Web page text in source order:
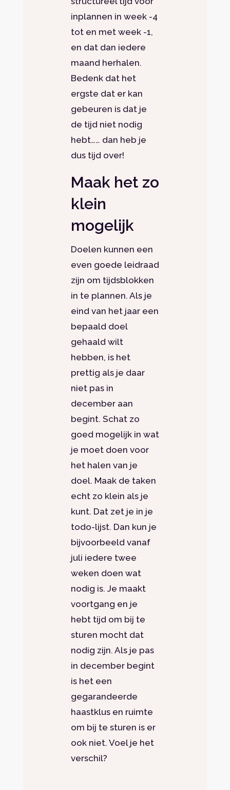
inplannen in week -4
tot en met week -1,
en dat dan iedere
maand herhalen.
Bedenk dat het
ergste dat er kan
gebeuren is dat je
de tijd niet nodig
hebt…… dan heb je
dus tijd over!
Maak het zo
klein
mogelijk
Doelen kunnen een
even goede leidraad
zijn om tijdsblokken
in te plannen. Als je
eind van het jaar een
bepaald doel
gehaald wilt
hebben, is het
prettig als je daar
niet pas in
december aan
begint. Schat zo
goed mogelijk in wat
je moet doen voor
het halen van je
doel. Maak de taken
echt zo klein als je
kunt. Dat zet je in je
todo-lijst. Dan kun je
bijvoorbeeld vanaf
juli iedere twee
weken doen wat
nodig is. Je maakt
voortgang en je
hebt tijd om bij te
sturen mocht dat
nodig zijn. Als je pas
in december begint
is het een
gegarandeerde
haastklus en ruimte
om bij te sturen is er
ook niet. Voel je het
verschil?